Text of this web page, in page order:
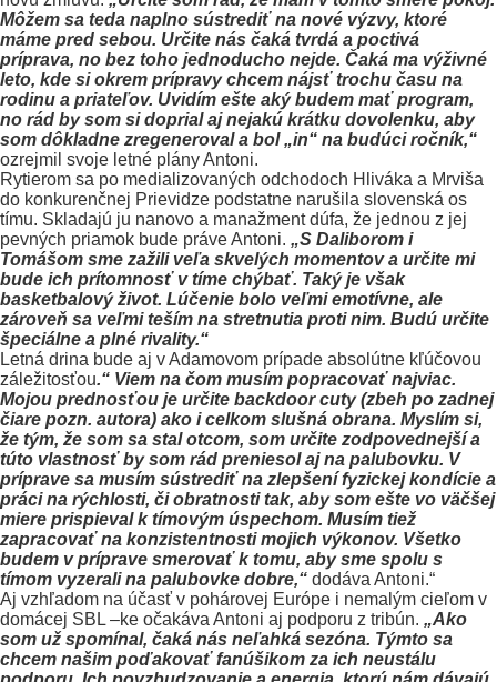
Môžem sa teda naplno sústrediť na nové výzvy, ktoré
máme pred sebou. Určite nás čaká tvrdá a poctivá
príprava, no bez toho jednoducho nejde. Čaká ma výživné
leto, kde si okrem prípravy chcem nájsť trochu času na
rodinu a priateľov. Uvidím ešte aký budem mať program,
no rád by som si doprial aj nejakú krátku dovolenku, aby
som dôkladne zregeneroval a bol „in“ na budúci ročník,“
ozrejmil svoje letné plány Antoni.
Rytierom sa po medializovaných odchodoch Hliváka a Mrviša
do konkurenčnej Prievidze podstatne narušila slovenská os
tímu. Skladajú ju nanovo a manažment dúfa, že jednou z jej
pevných priamok bude práve Antoni. „S Daliborom i
Tomášom sme zažili veľa skvelých momentov a určite mi
bude ich prítomnosť v tíme chýbať. Taký je však
basketbalový život. Lúčenie bolo veľmi emotívne, ale
zároveň sa veľmi teším na stretnutia proti nim. Budú určite
špeciálne a plné rivality.“
Letná drina bude aj v Adamovom prípade absolútne kľúčovou
záležitosťou.“ Viem na čom musím popracovať najviac.
Mojou prednosťou je určite backdoor cuty (zbeh po zadnej
čiare pozn. autora) ako i celkom slušná obrana. Myslím si,
že tým, že som sa stal otcom, som určite zodpovednejší a
túto vlastnosť by som rád preniesol aj na palubovku. V
príprave sa musím sústrediť na zlepšení fyzickej kondície a
práci na rýchlosti, či obratnosti tak, aby som ešte vo väčšej
miere prispieval k tímovým úspechom. Musím tiež
zapracovať na konzistentnosti mojich výkonov. Všetko
budem v príprave smerovať k tomu, aby sme spolu s
tímom vyzerali na palubovke dobre,“ dodáva Antoni.“
Aj vzhľadom na účasť v pohárovej Európe i nemalým cieľom v
domácej SBL –ke očakáva Antoni aj podporu z tribún. „Ako
som už spomínal, čaká nás neľahká sezóna. Týmto sa
chcem našim poďakovať fanúšikom za ich neustálu